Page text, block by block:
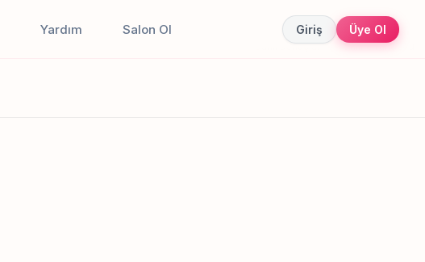
Yardım Salon Ol Giriş Üye Ol
Canlı sonuçlar Online randevu